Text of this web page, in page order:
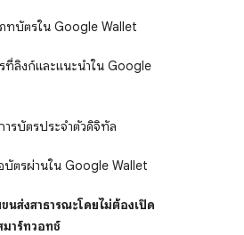
ภทบัตรใน Google Wallet
ที่ลิงก์และแนะนำใน Google
รบัตรประจำตัวดิจิทัล
บัตรผ่านใน Google Wallet
นส่งสาธารณะโดยไม่ต้องเปิด
าร์ทวอทช์